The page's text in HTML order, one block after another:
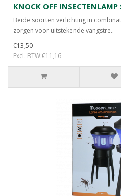
KNOCK OFF
Beide soorten verlichting in
zorgen voor uitstekende vangstre..
€13,50
Excl. BTW:€11,16